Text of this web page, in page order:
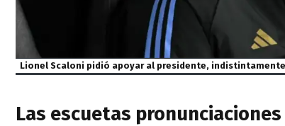
Lionel Scaloni pidió apoyar al presidente, indistintamente
Las escuetas